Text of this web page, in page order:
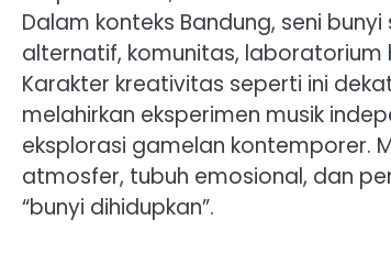
Dalam konteks Bandung, seni
alternatif, komunitas, laboratorium
Karakter kreativitas seperti ini
melahirkan eksperimen musik
eksplorasi gamelan kontemporer.
atmosfer, tubuh emosional, dan
“bunyi dihidupkan”.